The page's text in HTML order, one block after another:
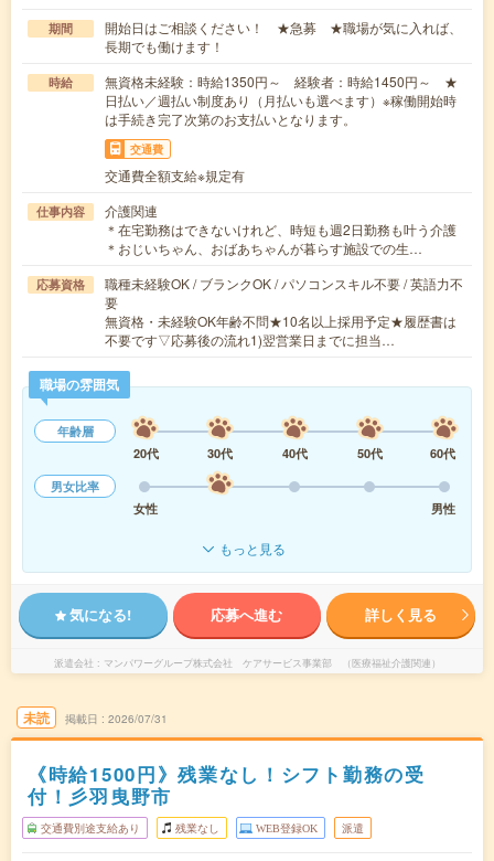
期間
開始日はご相談ください！ ★急募 ★職場が気に入れば、
長期でも働けます！
時給
無資格未経験：時給1350円～ 経験者：時給1450円～ ★
日払い／週払い制度あり（月払いも選べます）※稼働開始時
は手続き完了次第のお支払いとなります。
交通費
交通費全額支給※規定有
仕事内容
介護関連
＊在宅勤務はできないけれど、時短も週2日勤務も叶う介護
＊おじいちゃん、おばあちゃんが暮らす施設での生…
応募資格
職種未経験OK / ブランクOK / パソコンスキル不要 / 英語力不
要
無資格・未経験OK年齢不問★10名以上採用予定★履歴書は
不要です▽応募後の流れ1)翌営業日までに担当…
職場の雰囲気
年齢層
20代
30代 40代 50代
60代
男女比率
女性
男性
もっと見る
気になる! 応募へ進む 詳しく見る
派遣会社 マンパワーグループ株式会社 ケアサービス事業部 （医療福祉介護関連）
未読 掲載日 2026/07/31
《時給1500円》残業なし！シフト勤務の受
付！彡羽曳野市
交通費別途支給あり 残業なし WEB登録OK 派遣